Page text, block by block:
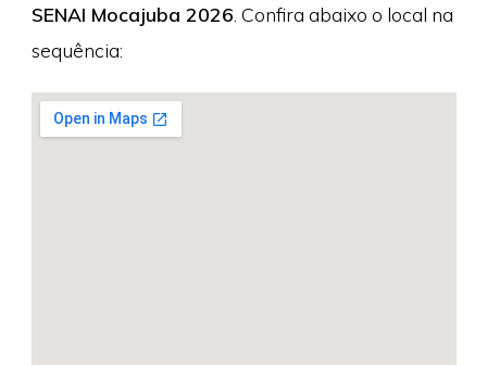
SENAI Mocajuba 2026 . Confira abaixo o local na
sequência: